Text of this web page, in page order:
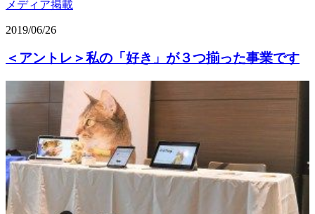
メディア掲載
2019/06/26
＜アントレ＞私の「好き」が３つ揃った事業です